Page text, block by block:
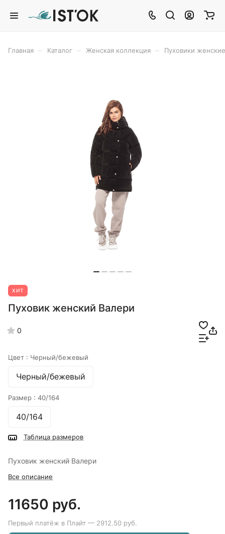
Главная Каталог Женская коллекция Пуховики женские
ХИТ
Пуховик женский Валери
0
Цвет : Черный/бежевый
Черный/бежевый
Размер : 40/164
40/164
Таблица размеров
Пуховик женский Валери
Все описание
11650 руб.
Первый платёж в Плайт — 2912.50 руб.